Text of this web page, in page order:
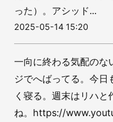
った）。アシッド...
2025-05-14 15:20
一向に終わる気配のな
ジでへばってる。今日
く寝る。週末はリハと
ね。https://